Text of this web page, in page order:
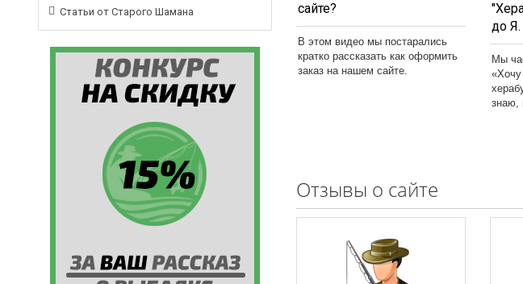
Статьи от Старого Шамана
сайте?
В этом видео мы постарались
кратко рассказать как оформить
заказ на нашем сайте.
до Я.
Мы
«Хочу
знаю,
Отзывы о сайте